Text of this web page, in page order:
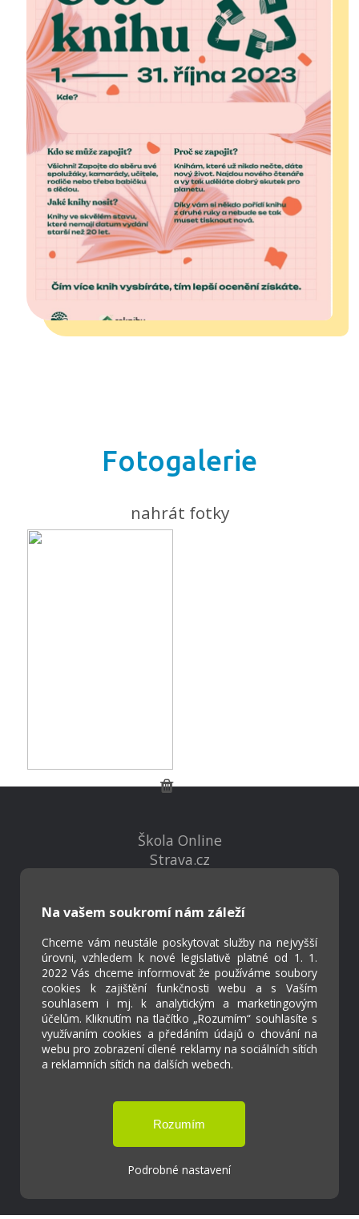
Fotogalerie
nahrát fotky
Na vašem soukromí nám záleží
Chceme vám neustále poskytovat služby na nejvyšší
úrovni, vzhledem k nové legislativě platné od 1. 1.
2022 Vás chceme informovat že používáme soubory
cookies k zajištění funkčnosti webu a s Vaším
souhlasem i mj. k analytickým a marketingovým
účelům. Kliknutím na tlačítko „Rozumím“ souhlasíte s
využívaním cookies a předáním údajů o chování na
webu pro zobrazení cílené reklamy na sociálních sítích
a reklamních sítích na dalších webech.
Podrobné nastavení
Škola Online
Strava.cz
Kontakty
Virtuální prohlídka
Cookies
Přístupnost
Přihlášení
Základní škola a Mateřská škola Ostrožská
Lhota